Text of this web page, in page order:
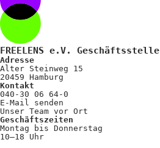
FREELENS e.V. Geschäftsstelle
Adresse
Alter Steinweg 15
20459 Hamburg
Kontakt
040-30 06 64-0
E-Mail senden
Unser Team vor Ort
Geschäftszeiten
Montag bis Donnerstag
10–18 Uhr